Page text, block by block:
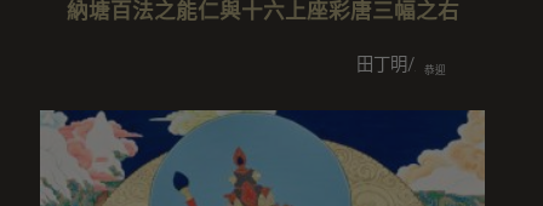
納塘百法之能仁與十六上座彩唐三幅之右
田丁明/王美智/田岳衢/王覧/
恭迎